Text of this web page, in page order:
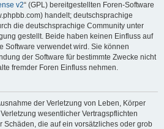
v2“ (GPL) bereitgestellten Foren-Software
handelt; deutschsprachige
die deutschsprachige Community unter
gestellt. Beide haben keinen Einfluss auf
Software verwendet wird. Sie können
der Software für bestimmte Zwecke nicht
fremder Foren Einfluss nehmen.
der Verletzung von Leben, Körper
wesentlicher Vertragspflichten
Schäden, die auf ein vorsätzliches oder grob